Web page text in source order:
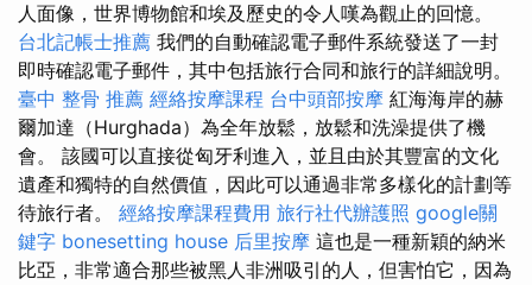
人面像，世界博物館和埃及歷史的令人嘆為觀止的回憶。
台北記帳士推薦 我們的自動確認電子郵件系統發送了一封
即時確認電子郵件，其中包括旅行合同和旅行的詳細說明。
臺中 整骨 推薦 經絡按摩課程 台中頭部按摩 紅海海岸的赫
爾加達（Hurghada）為全年放鬆，放鬆和洗澡提供了機
會。 該國可以直接從匈牙利進入，並且由於其豐富的文化
遺產和獨特的自然價值，因此可以通過非常多樣化的計劃等
待旅行者。 經絡按摩課程費用 旅行社代辦護照 google關
鍵字 bonesetting house 后里按摩 這也是一種新穎的納米
比亞，非常適合那些被黑人非洲吸引的人，但害怕它，因為